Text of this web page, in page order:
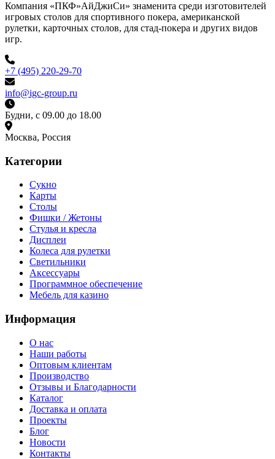
Компания «ПКФ»АйДжиСи» знаменита среди изготовителей
игровых столов для спортивного покера, американской
рулетки, карточных столов, для стад-покера и других видов
игр.
+7 (495) 220-29-70
info@igc-group.ru
Будни, с 09.00 до 18.00
Москва, Россия
Категории
Сукно
Карты
Столы
Фишки / Жетоны
Стулья и кресла
Дисплеи
Колеса для рулетки
Светильники
Аксессуары
Программное обеспечение
Мебель для казино
Информация
О нас
Наши работы
Оптовым клиентам
Производство
Отзывы и Благодарности
Каталог
Доставка и оплата
Проекты
Блог
Новости
Контакты